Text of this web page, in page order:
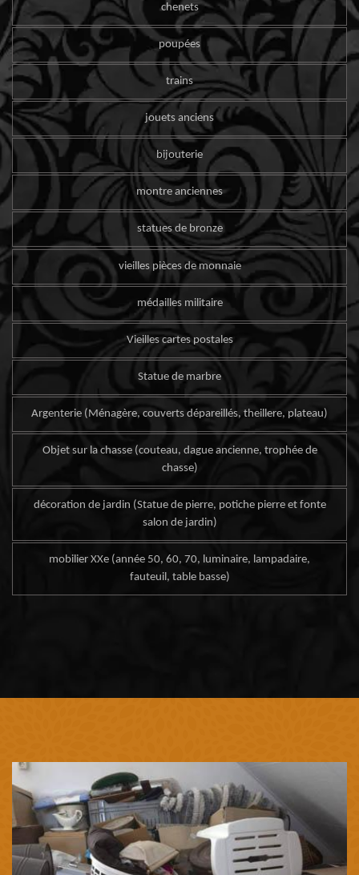
chenets
poupées
trains
jouets anciens
bijouterie
montre anciennes
statues de bronze
vieilles pièces de monnaie
médailles militaire
Vieilles cartes postales
Statue de marbre
Argenterie (Ménagère, couverts dépareillés, theillere, plateau)
Objet sur la chasse (couteau, dague ancienne, trophée de
chasse)
décoration de jardin (Statue de pierre, potiche pierre et fonte
salon de jardin)
mobilier XXe (année 50, 60, 70, luminaire, lampadaire,
fauteuil, table basse)